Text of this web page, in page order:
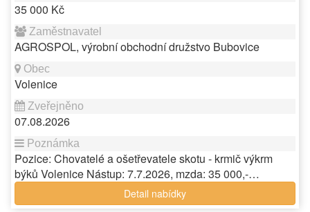
35 000 Kč
AGROSPOL, výrobní obchodní družstvo Bubovice
Volenice
07.08.2026
Pozice: Chovatelé a ošetřevatele skotu - krmič výkrm
býků Volenice Nástup: 7.7.2026, mzda: 35 000,-…
Detail nabídky